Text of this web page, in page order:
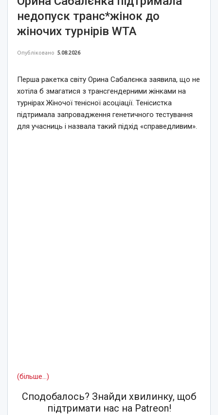
недопуск транс*жінок до
жіночих турнірів WTA
Опубліковано 5.08.2026
Перша ракетка світу Орина Сабалєнка заявила, що не
хотіла б змагатися з трансгендерними жінками на
турнірах Жіночої тенісної асоціації. Тенісистка
підтримала запровадження генетичного тестування
для учасниць і назвала такий підхід «справедливим».
(більше…)
Сподобалось? Знайди хвилинку, щоб
підтримати нас на Patreon!